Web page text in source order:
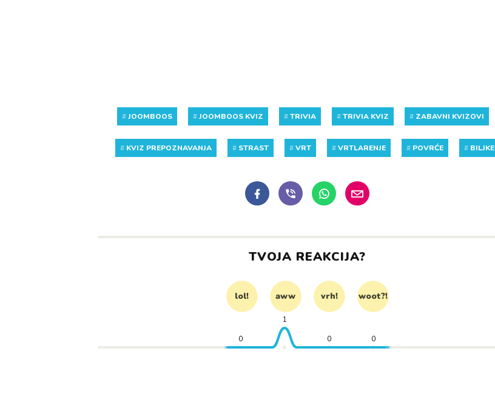
#JOOMBOOS #JOOMBOOS KVIZ #TRIVIA #TRIVIA KVIZ # ZABAVNI KVIZOVI
# KVIZ PREPOZNAVANJA # STRAST #VRT #VRTLARENJE # POVRĆE # BILJKE
TVOJA REAKCIJA?
lol! aww vrh! woot?!
0
1
0 0